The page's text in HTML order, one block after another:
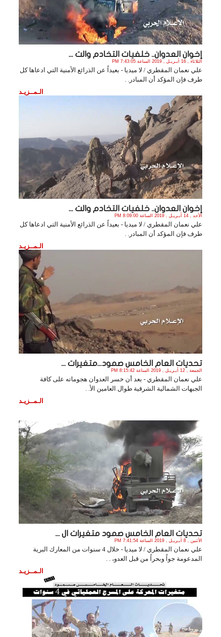
إخوان العدوان.. خلفيات التخادم والت ...
الثلاثاء , 16 أبـريـل , 2019 الساعة 7:43:05 PM
علي نعمان المقطري / لا ميديا - بعيداً عن الذرائع الأمنية التي ادعاها كل
طرف فإن المؤكد أن المبادر. .
الـمــزيـد
إخوان العدوان.. خلفيات التخادم والت ...
الأحد , 14 أبـريـل , 2019 الساعة 8:09:00 PM
علي نعمان المقطري / لا ميديا - بعيداً عن الذرائع الأمنية التي ادعاها كل
طرف فإن المؤكد أن المبادر. .
الـمــزيـد
تحديات العام الخامس صمود...متغيرات ...
الجمعة , 12 أبـريـل , 2019 الساعة 8:15:42 PM
علي نعمان المقطري - بعد أن خسر العدوان هجوماته على كافة
الجبهات الشمالية الشرقية طوال العامين الأ. .
الـمــزيـد
تحديات العام الخامس صمود متغيرات ال ...
الأثنين , 8 أبـريـل , 2019 الساعة 7:41:54 PM
علي نعمان المقطري / لا ميديا - خلال 4 سنوات من المعارك البرية
المدعومة جواً وبحراً من قبل العدو، . .
الـمــزيـد